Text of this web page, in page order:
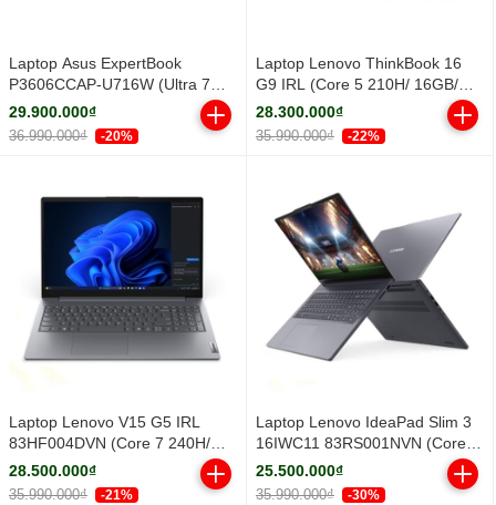
Laptop Asus ExpertBook
P3606CCAP-U716W (Ultra 7
255H/ 16GB/ 512GB SSD/ 16
inch WUXGA/ Win11/ Grey)
29.900.000₫
36.990.000₫ -20%
Laptop Lenovo ThinkBook 16
G9 IRL (Core 5 210H/ 16GB/
512GB SSD/ 16 inch WUXGA/
Win11/ Grey/ Vỏ nhôm/ 2Y)
28.300.000₫
35.990.000₫ -22%
Laptop Lenovo V15 G5 IRL
83HF004DVN (Core 7 240H/
16GB/ 512GB SSD/ 15.6 inch
FHD/ Win11/ Grey/ 2Y)
28.500.000₫
35.990.000₫ -21%
Laptop Lenovo IdeaPad Slim 3
16IWC11 83RS001NVN (Core 5
320H/ 16GB/ 512GB SSD/ 16
inch WUXGA/ Win11/ Grey/ Vỏ
25.500.000₫
35.990.000₫ -30%